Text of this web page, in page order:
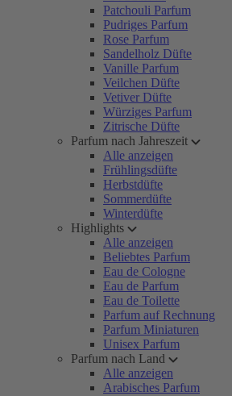
Patchouli Parfum
Pudriges Parfum
Rose Parfum
Sandelholz Düfte
Vanille Parfum
Veilchen Düfte
Vetiver Düfte
Würziges Parfum
Zitrische Düfte
Parfum nach Jahreszeit
Alle anzeigen
Frühlingsdüfte
Herbstdüfte
Sommerdüfte
Winterdüfte
Highlights
Alle anzeigen
Beliebtes Parfum
Eau de Cologne
Eau de Parfum
Eau de Toilette
Parfum auf Rechnung
Parfum Miniaturen
Unisex Parfum
Parfum nach Land
Alle anzeigen
Arabisches Parfum